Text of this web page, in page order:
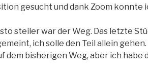
gesucht und dank Zoom konnte
steiler war der Weg. Das letzte
ich solle den Teil allein
dem bisherigen Weg, aber ich